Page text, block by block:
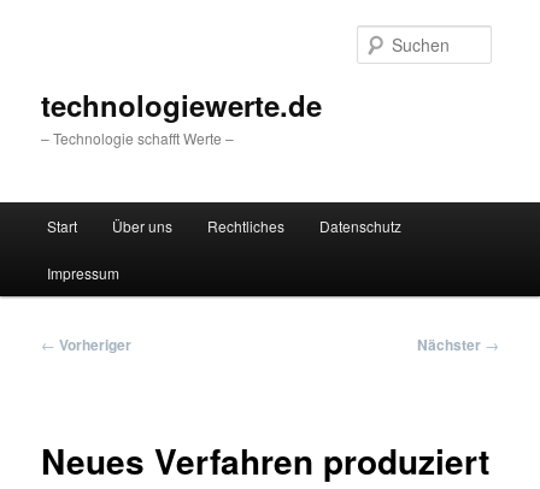
technologiewerte.de
– Technologie schafft Werte –
Start Über uns Rechtliches Datenschutz
Impressum
Beitragsnavigation
← Vorheriger Nächster →
Neues Verfahren produziert